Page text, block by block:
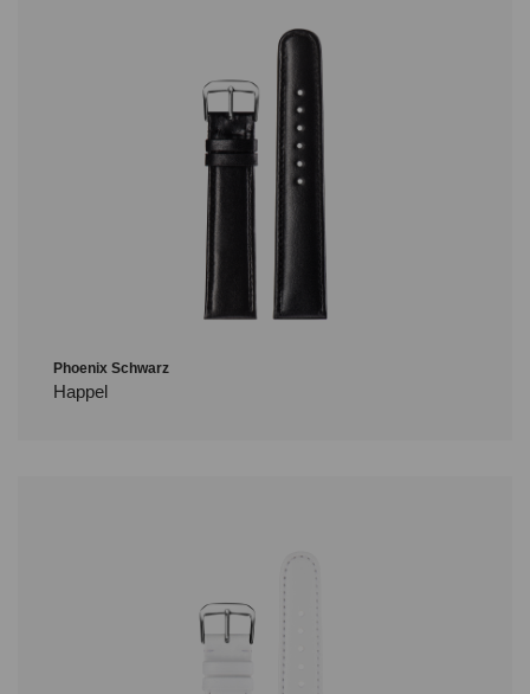
Phoenix Schwarz
Happel